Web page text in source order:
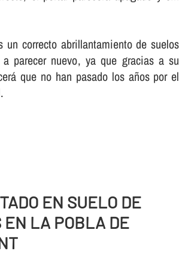
un correcto abrillantamiento de suelos
parecer nuevo, ya que gracias a su
que no han pasado los años por el
EN SUELO DE
EN LA POBLA DE